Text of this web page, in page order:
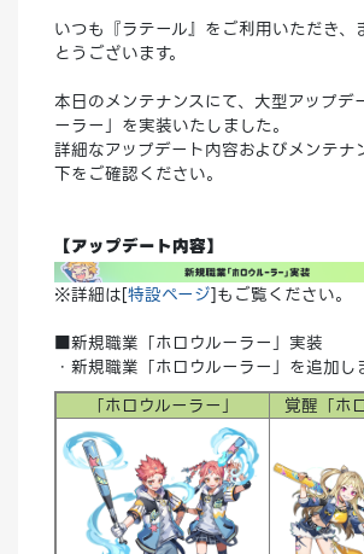
いつも『ラテール』をご利用いただき、
とうございます。
本日のメンテナンスにて、大型アップデ
ーラー」を実装いたしました。
詳細なアップデート内容およびメンテナ
下をご確認ください。
【アップデート内容】
※詳細は[特設ページ]もご覧ください。
■新規職業「ホロウルーラー」実装
・新規職業「ホロウルーラー」を追加し
「ホロウルーラー」
覚醒「ホ